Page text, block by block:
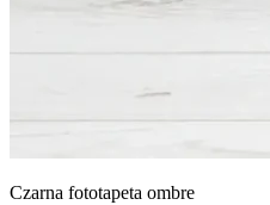
Czarna fototapeta ombre